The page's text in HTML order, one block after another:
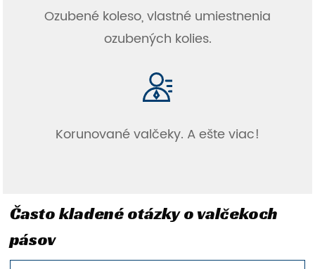
Ozubené koleso, vlastné umiestnenia
ozubených kolies.
Korunované valčeky. A ešte viac!
Často kladené otázky o valčekoch
pásov